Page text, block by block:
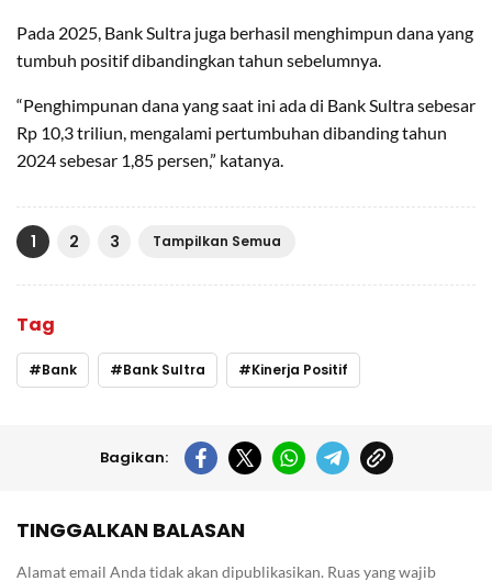
Pada 2025, Bank Sultra juga berhasil menghimpun dana yang
tumbuh positif dibandingkan tahun sebelumnya.
“Penghimpunan dana yang saat ini ada di Bank Sultra sebesar
Rp 10,3 triliun, mengalami pertumbuhan dibanding tahun
2024 sebesar 1,85 persen,” katanya.
1 2 3 Tampilkan Semua
Tag
Bank Bank Sultra Kinerja Positif
Bagikan:
TINGGALKAN BALASAN
Alamat email Anda tidak akan dipublikasikan. Ruas yang wajib